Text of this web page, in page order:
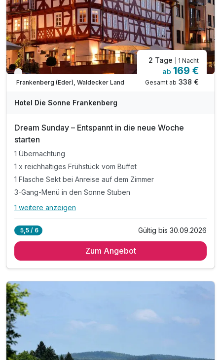
Nur noch bis August
Frankenberg (Eder), Waldecker Land
2 Tage | 1 Nacht
ab 169 €
Gesamt ab 338 €
Hotel Die Sonne Frankenberg
Dream Sunday – Entspannt in die neue Woche
starten
1 Übernachtung
1 x reichhaltiges Frühstück vom Buffet
1 Flasche Sekt bei Anreise auf dem Zimmer
3-Gang-Menü in den Sonne Stuben
Alle Inklusivleistungen
1 x reichhaltiges Frühstück vom Buffet
Zutritt zum Sonne Spa inkl. Spa-Tasche
1 weitere anzeigen
5,5 / 6 Gültig bis 30.09.2026
Zum Angebot